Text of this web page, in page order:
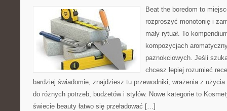
Beat the boredom to
rozproszyć monotonię i
mały rytuał. To
kompozycjach
paznokciowych. Jeśli
chcesz lepiej rozumieć
bardziej świadomie, znajdziesz tu przewodniki, wrażenia z
do różnych potrzeb, budżetów i stylów. Nowe kategorie to
świecie beauty łatwo się przeładować […]